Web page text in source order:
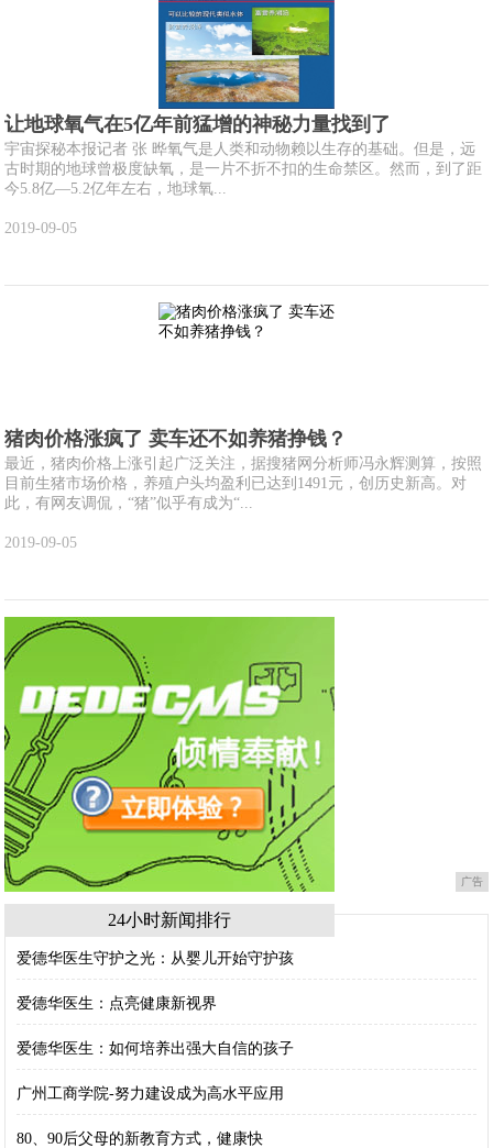
让地球氧气在5亿年前猛增的神秘力量找到了
宇宙探秘本报记者 张 晔氧气是人类和动物赖以生存的基础。但是，远
古时期的地球曾极度缺氧，是一片不折不扣的生命禁区。然而，到了距
今5.8亿—5.2亿年左右，地球氧...
2019-09-05
猪肉价格涨疯了 卖车还不如养猪挣钱？
最近，猪肉价格上涨引起广泛关注，据搜猪网分析师冯永辉测算，按照
目前生猪市场价格，养殖户头均盈利已达到1491元，创历史新高。对
此，有网友调侃，“猪”似乎有成为“...
2019-09-05
广告
24小时新闻排行
爱德华医生守护之光：从婴儿开始守护孩
爱德华医生：点亮健康新视界
爱德华医生：如何培养出强大自信的孩子
广州工商学院-努力建设成为高水平应用
80、90后父母的新教育方式，健康快